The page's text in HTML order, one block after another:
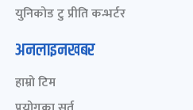
युनिकोड टु प्रीति कन्भर्टर
अनलाइनखबर
हाम्रो टिम